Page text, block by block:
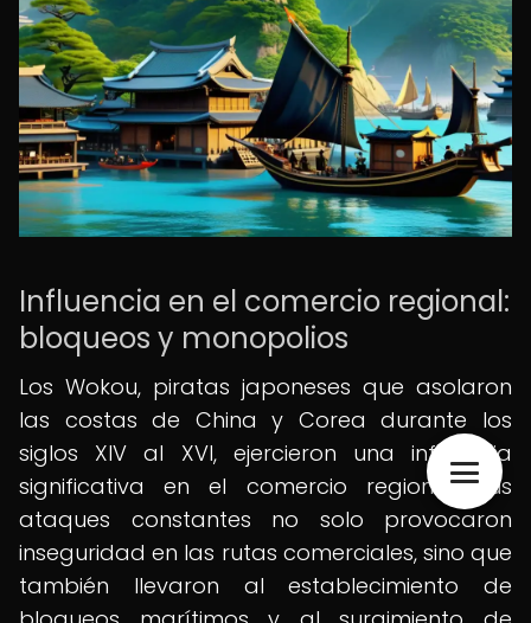
Influencia en el comercio regional:
bloqueos y monopolios
Los Wokou, piratas japoneses que asolaron
las costas de China y Corea durante los
siglos XIV al XVI, ejercieron una influencia
significativa en el comercio regional. Sus
ataques constantes no solo provocaron
inseguridad en las rutas comerciales, sino que
también llevaron al establecimiento de